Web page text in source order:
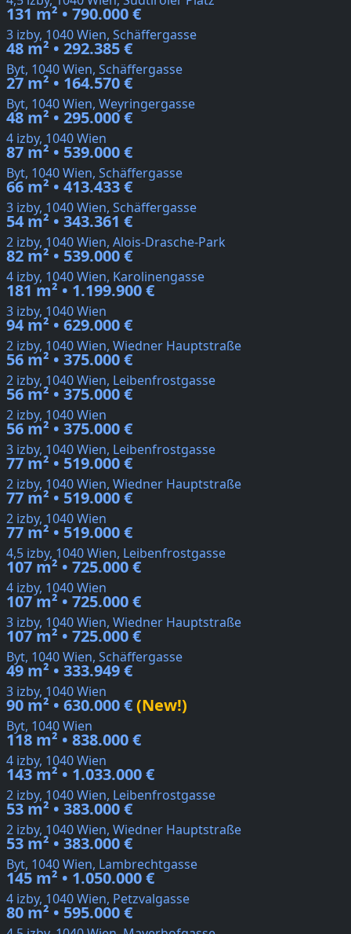
131 m² • 790.000 €
3 izby, 1040 Wien, Schäffergasse
48 m² • 292.385 €
Byt, 1040 Wien, Schäffergasse
27 m² • 164.570 €
Byt, 1040 Wien, Weyringergasse
48 m² • 295.000 €
4 izby, 1040 Wien
87 m² • 539.000 €
Byt, 1040 Wien, Schäffergasse
66 m² • 413.433 €
3 izby, 1040 Wien, Schäffergasse
54 m² • 343.361 €
2 izby, 1040 Wien, Alois-Drasche-Park
82 m² • 539.000 €
4 izby, 1040 Wien, Karolinengasse
181 m² • 1.199.900 €
3 izby, 1040 Wien
94 m² • 629.000 €
2 izby, 1040 Wien, Wiedner Hauptstraße
56 m² • 375.000 €
2 izby, 1040 Wien, Leibenfrostgasse
56 m² • 375.000 €
2 izby, 1040 Wien
56 m² • 375.000 €
3 izby, 1040 Wien, Leibenfrostgasse
77 m² • 519.000 €
2 izby, 1040 Wien, Wiedner Hauptstraße
77 m² • 519.000 €
2 izby, 1040 Wien
77 m² • 519.000 €
4,5 izby, 1040 Wien, Leibenfrostgasse
107 m² • 725.000 €
4 izby, 1040 Wien
107 m² • 725.000 €
3 izby, 1040 Wien, Wiedner Hauptstraße
107 m² • 725.000 €
Byt, 1040 Wien, Schäffergasse
49 m² • 333.949 €
3 izby, 1040 Wien
90 m² • 630.000 €(New!)
Byt, 1040 Wien
118 m² • 838.000 €
4 izby, 1040 Wien
143 m² • 1.033.000 €
2 izby, 1040 Wien, Leibenfrostgasse
53 m² • 383.000 €
2 izby, 1040 Wien, Wiedner Hauptstraße
53 m² • 383.000 €
Byt, 1040 Wien, Lambrechtgasse
145 m² • 1.050.000 €
4 izby, 1040 Wien, Petzvalgasse
80 m² • 595.000 €